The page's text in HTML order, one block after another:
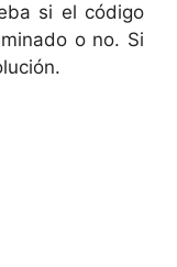
si el código
o no. Si